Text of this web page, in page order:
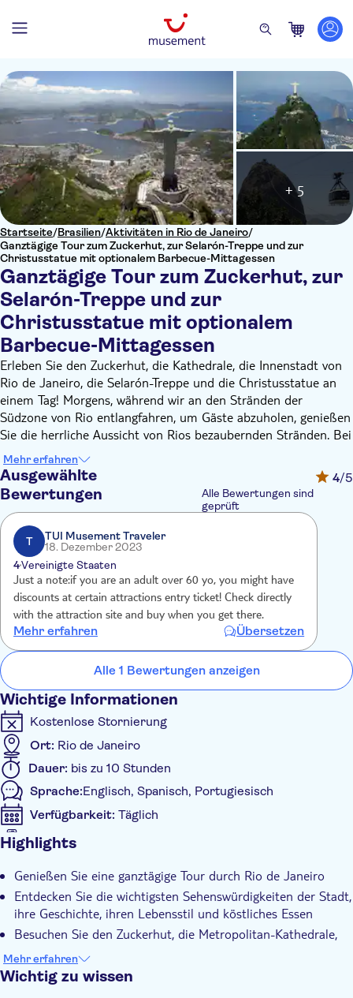
Startseite/Brasilien/Aktivitäten in Rio de Janeiro/
Ganztägige Tour zum Zuckerhut, zur Selarón-Treppe und zur
Christusstatue mit optionalem Barbecue-Mittagessen
Ganztägige Tour zum Zuckerhut, zur
Selarón-Treppe und zur
Christusstatue mit optionalem
Barbecue-Mittagessen
+ 5
Erleben Sie den Zuckerhut, die Kathedrale, die Innenstadt von
Rio de Janeiro, die Selarón-Treppe und die Christusstatue an
einem Tag! Morgens, während wir an den Stränden der
Südzone von Rio entlangfahren, um Gäste abzuholen, genießen
Sie die herrliche Aussicht von Rios bezaubernden Stränden. Bei
einem Spaziergang durch Leblon, Ipanema und Copacabana
erfahren Sie alles über diese Strände.
Anschließend geht es weiter zum Viertel Botafogo, wo der
Zuckerhut steht. Zuvor erkunden Sie die Innenstadt, um mehr
über die Geschichte der Stadt zu erfahren. Dabei besuchen Sie
den Guanabara-Palast, das berühmte Sambódromo Rio und
die Catedral Metropolitana, wo Sie Halt machen. Nach einem
kurzen Besuch geht es weiter nach Urca und zum Zuckerhut.
Dort genießen Sie einige der schönsten Aussichten Rios. Mit
der Seilbahn gelangen Sie in zwei Schritten ganz nach oben.
Die erste Seilbahn bringt Sie zum Urca-Hügel, einem 215
Meter hohen Aussichtspunkt, von dem aus Sie bereits eine
wunderschöne Aussicht auf die Guanabara-Bucht und ihre
Inseln, die Strände Flamengo und Botafogo, den Flughafen
Santos Dumont, die Rio-Niterói-Brücke, Urcas Viertel und den
Berg Corcovado haben. Nach einiger Zeit oben gehen Sie
hinunter zu einem All-you-can-eat-Grillhaus (falls Sie diese
Option gewählt haben). Wenn Sie die Option ohne Mittagessen
wählen, macht Ihnen Ihr Reiseleiter verschiedene Vorschläge für
Restaurants in der Nähe.
Nach dem Mittagessen fahren Sie mit dem Van nach Santa
Teresa, einem Viertel, in dem sich Entspanntheit und Tradition
treffen. Hier können Sie auch Straßenkunst bewundern, wie
zum Beispiel die beeindruckende Selarón-Treppe, eine
wunderschöne Keramiktreppe des chilenischen Künstlers Jorge
Selarón. Sie haben etwa 10 Minuten Zeit, sie zu bewundern.
Von dort aus fahren Sie mit dem Van durch den Tijuca-
Nationalpark zum Besucherzentrum des Parks. Von dort aus
fahren Sie hinauf zur Statue und genießen die Aussicht von
einem der berühmtesten Wahrzeichen der Welt. Nach der
Rückfahrt mit dem Van geht es zurück zu Ihrem Hotel.
Mehr erfahren
Ausgewählte
Bewertungen
4/5
Alle Bewertungen sind
geprüft
T
TUI Musement Traveler
18. Dezember 2023
4Vereinigte Staaten
Just a note:if you are an adult over 60 yo, you might have
discounts at certain attractions entry ticket! Check directly
with the attraction site and buy when you get there.
Mehr erfahren Übersetzen
Alle 1 Bewertungen anzeigen
Wichtige Informationen
Kostenlose Stornierung
Ort: Rio de Janeiro
Dauer: bis zu 10 Stunden
Sprache:Englisch, Spanisch, Portugiesisch
Verfügbarkeit: Täglich
Digitale Tickets
Sofortbestätigung
Standardgruppe
Abholservice vom Hotel
Highlights
Genießen Sie eine ganztägige Tour durch Rio de Janeiro
Entdecken Sie die wichtigsten Sehenswürdigkeiten der Stadt,
ihre Geschichte, ihren Lebensstil und köstliches Essen
Besuchen Sie den Zuckerhut, die Metropolitan-Kathedrale,
die Selarón-Treppe und die Christusstatue
Erfahrener Reiseleiter (englisch-, portugiesisch- und
spanischsprachig)
Mehr erfahren
Wichtig zu wissen